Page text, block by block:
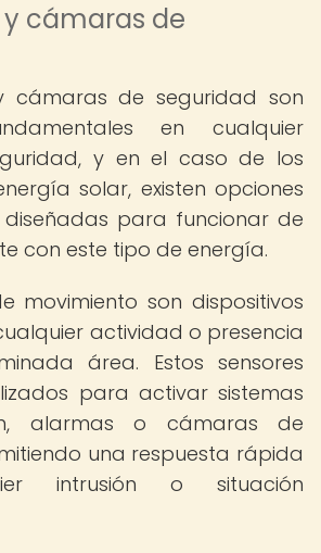
y cámaras de
cámaras de seguridad son
en cualquier
y en el caso de los
solar, existen opciones
diseñadas para funcionar de
con este tipo de energía.
movimiento son dispositivos
actividad o presencia
área. Estos sensores
para activar sistemas
alarmas o cámaras de
una respuesta rápida
intrusión o situación